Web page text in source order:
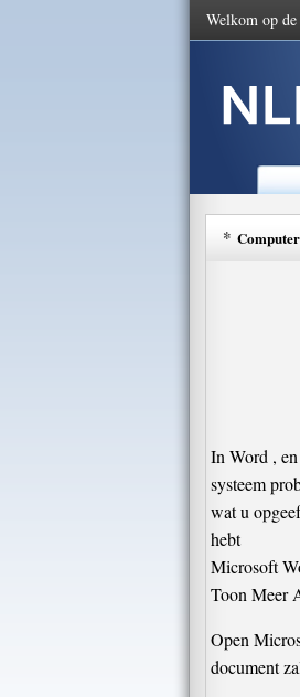
Welkom op
*
In Word ,
systeem
wat u
hebt
Microsoft
Toon Meer
Open
document